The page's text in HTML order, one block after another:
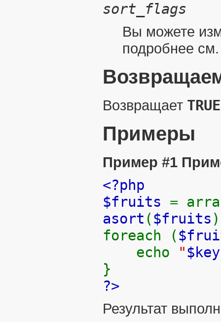
sort_flags
Вы можете
подробнее
Возвращает TRUE
Примеры
Пример #1
<?php
$fruits =
asort ($fruits
foreach (
echo
"$key
}
?>
Результат